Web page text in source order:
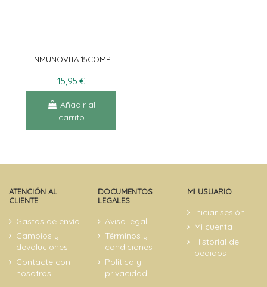
INMUNOVITA 15COMP
15,95 €
Añadir al
carrito
ATENCIÓN AL
CLIENTE
Gastos de envío
Cambios y
devoluciones
Contacte con
nosotros
DOCUMENTOS
LEGALES
Aviso legal
Términos y
condiciones
Politica y
privacidad
MI USUARIO
Iniciar sesión
Mi cuenta
Historial de
pedidos